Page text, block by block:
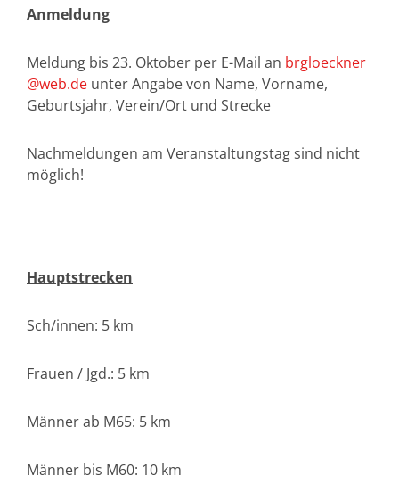
Anmeldung
Meldung bis 23. Oktober per E-Mail an brgloeckner
@web.de unter Angabe von Name, Vorname,
Geburtsjahr, Verein/Ort und Strecke
Nachmeldungen am Veranstaltungstag sind nicht
möglich!
Hauptstrecken
Sch/innen: 5 km
Frauen / Jgd.: 5 km
Männer ab M65: 5 km
Männer bis M60: 10 km